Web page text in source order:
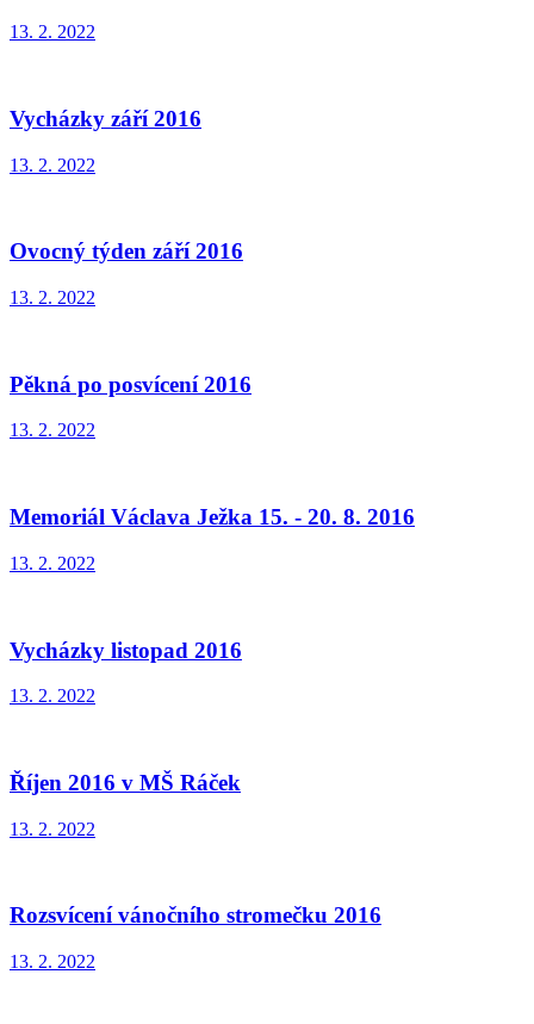
13. 2. 2022
Vycházky září 2016
13. 2. 2022
Ovocný týden září 2016
13. 2. 2022
Pěkná po posvícení 2016
13. 2. 2022
Memoriál Václava Ježka 15. - 20. 8. 2016
13. 2. 2022
Vycházky listopad 2016
13. 2. 2022
Říjen 2016 v MŠ Ráček
13. 2. 2022
Rozsvícení vánočního stromečku 2016
13. 2. 2022